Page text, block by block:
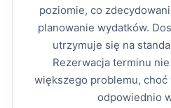
poziomie, co
planowanie wydatków.
utrzymuje się na
Rezerwacja terminu
większego problemu,
odpowiednio